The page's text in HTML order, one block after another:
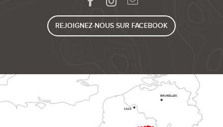
REJOIGNEZ-NOUS SUR FACEBOOK